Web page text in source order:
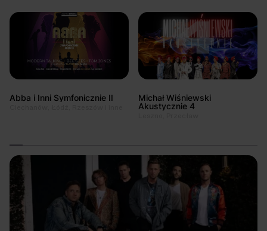
Abba i Inni Symfonicznie II
Michał Wiśniewski
Akustycznie 4